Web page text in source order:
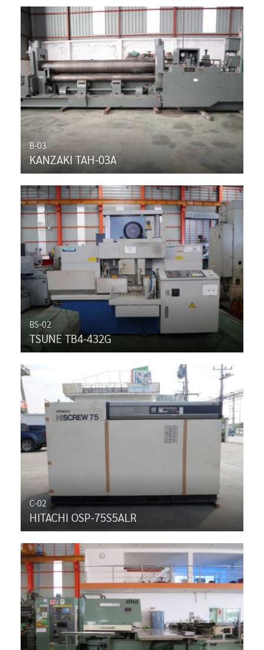
B-03
KANZAKI TAH-03A
BS-02
TSUNE TB4-432G
C-02
HITACHI OSP-75S5ALR